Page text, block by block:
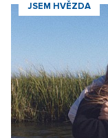
JSEM HVĚZDA